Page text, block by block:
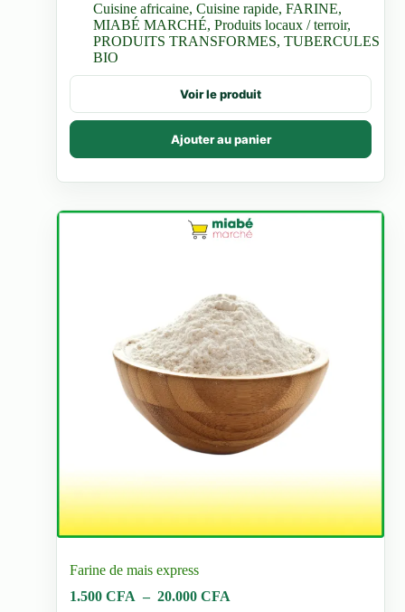
prix :
3.500 CFA
à
Cuisine africaine,Cuisine rapide,FARINE,
MIABÉ MARCHÉ,Produits locaux / terroir,
PRODUITS TRANSFORMES,TUBERCULES
BIO
Voir le produit
Ajouter au panier
Ce
a
plusieurs
Les
options
être
Farine de mais express
1.500CFA – 20.000CFA